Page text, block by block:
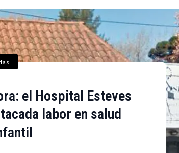
el Hospital Esteves
labor en salud